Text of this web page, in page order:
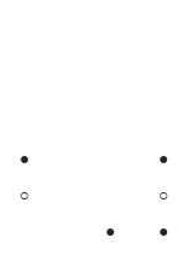
●
●
○
○
● ●